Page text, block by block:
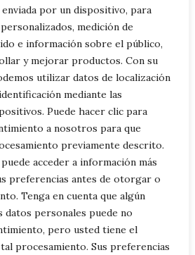
por un dispositivo, para
medición de
e información sobre el público,
y mejorar productos. Con su
utilizar datos de localización
mediante las
Puede hacer clic para
a nosotros para que
previamente descrito.
acceder a información más
preferencias antes de otorgar o
Tenga en cuenta que algún
datos personales puede no
pero usted tiene el
procesamiento. Sus preferencias
tu propio tesoro sobre
sabe qué otras joyas
en esta ciudad llena de
¿Buscas coches
de la Frontera
de Coches Usados
en Jerez de la
Coches Usados en